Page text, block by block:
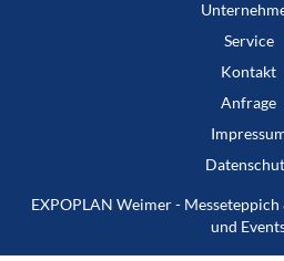
Service
Kontakt
Anfrage
EXPOPLAN Weimer -
und